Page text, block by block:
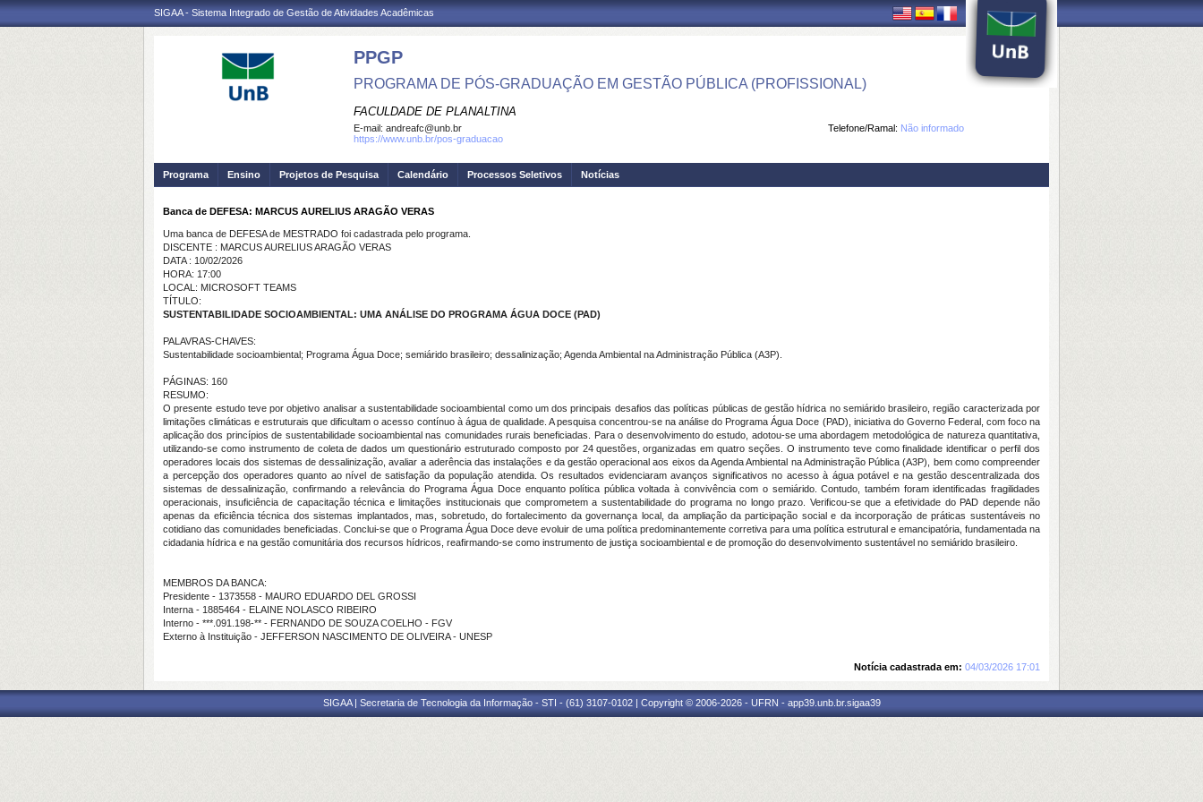
SIGAA - Sistema Integrado de Gestão de Atividades Acadêmicas
PPGP
PROGRAMA DE PÓS-GRADUAÇÃO EM GESTÃO PÚBLICA (PROFISSIONAL)
FACULDADE DE PLANALTINA
Telefone/Ramal: Não informado
E-mail: andreafc@unb.br
https://www.unb.br/pos-graduacao
Programa Ensino Projetos de Pesquisa Calendário Processos Seletivos Notícias
Banca de DEFESA: MARCUS AURELIUS ARAGÃO VERAS
Uma banca de DEFESA de MESTRADO foi cadastrada pelo programa.
DISCENTE : MARCUS AURELIUS ARAGÃO VERAS
DATA : 10/02/2026
HORA: 17:00
LOCAL: MICROSOFT TEAMS
TÍTULO:
SUSTENTABILIDADE SOCIOAMBIENTAL: UMA ANÁLISE DO PROGRAMA ÁGUA DOCE (PAD)
PALAVRAS-CHAVES:
Sustentabilidade socioambiental; Programa Água Doce; semiárido brasileiro; dessalinização; Agenda Ambiental na Administração Pública (A3P).
PÁGINAS: 160
RESUMO:
O presente estudo teve por objetivo analisar a sustentabilidade socioambiental como um dos principais desafios das políticas públicas de gestão hídrica no semiárido brasileiro, região caracterizada por
limitações climáticas e estruturais que dificultam o acesso contínuo à água de qualidade. A pesquisa concentrou-se na análise do Programa Água Doce (PAD), iniciativa do Governo Federal, com foco na
aplicação dos princípios de sustentabilidade socioambiental nas comunidades rurais beneficiadas. Para o desenvolvimento do estudo, adotou-se uma abordagem metodológica de natureza quantitativa,
utilizando-se como instrumento de coleta de dados um questionário estruturado composto por 24 questões, organizadas em quatro seções. O instrumento teve como finalidade identificar o perfil dos
operadores locais dos sistemas de dessalinização, avaliar a aderência das instalações e da gestão operacional aos eixos da Agenda Ambiental na Administração Pública (A3P), bem como compreender
a percepção dos operadores quanto ao nível de satisfação da população atendida. Os resultados evidenciaram avanços significativos no acesso à água potável e na gestão descentralizada dos
sistemas de dessalinização, confirmando a relevância do Programa Água Doce enquanto política pública voltada à convivência com o semiárido. Contudo, também foram identificadas fragilidades
operacionais, insuficiência de capacitação técnica e limitações institucionais que comprometem a sustentabilidade do programa no longo prazo. Verificou-se que a efetividade do PAD depende não
apenas da eficiência técnica dos sistemas implantados, mas, sobretudo, do fortalecimento da governança local, da ampliação da participação social e da incorporação de práticas sustentáveis no
cotidiano das comunidades beneficiadas. Conclui-se que o Programa Água Doce deve evoluir de uma política predominantemente corretiva para uma política estrutural e emancipatória, fundamentada na
cidadania hídrica e na gestão comunitária dos recursos hídricos, reafirmando-se como instrumento de justiça socioambiental e de promoção do desenvolvimento sustentável no semiárido brasileiro.
MEMBROS DA BANCA:
Presidente - 1373558 - MAURO EDUARDO DEL GROSSI
Interna - 1885464 - ELAINE NOLASCO RIBEIRO
Interno - ***.091.198-** - FERNANDO DE SOUZA COELHO - FGV
Externo à Instituição - JEFFERSON NASCIMENTO DE OLIVEIRA - UNESP
Notícia cadastrada em: 04/03/2026 17:01
SIGAA | Secretaria de Tecnologia da Informação - STI - (61) 3107-0102 | Copyright © 2006-2026 - UFRN - app39.unb.br.sigaa39